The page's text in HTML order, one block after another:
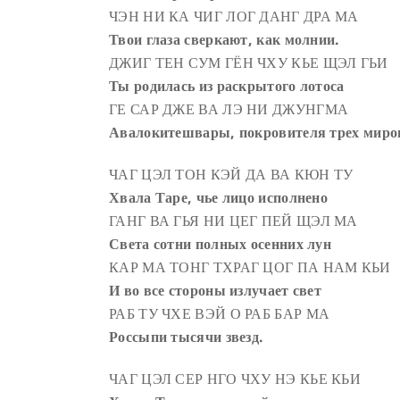
ЧЭН НИ КА ЧИГ ЛОГ ДАНГ ДРА МА
Твои глаза сверкают, как молнии.
ДЖИГ ТЕН СУМ ГЁН ЧХУ КЬЕ ЩЭЛ ГЬИ
Ты родилась из раскрытого лотоса
ГЕ САР ДЖЕ ВА ЛЭ НИ ДЖУНГМА
Авалокитешвары, покровителя трех
ЧАГ ЦЭЛ ТОН КЭЙ ДА ВА КЮН ТУ
Хвала Таре, чье лицо исполнено
ГАНГ ВА ГЬЯ НИ ЦЕГ ПЕЙ ЩЭЛ МА
Света сотни полных осенних лун
КАР МА ТОНГ ТХРАГ ЦОГ ПА НАМ КЬИ
И во все стороны излучает свет
РАБ ТУ ЧХЕ ВЭЙ О РАБ БАР МА
Россыпи тысячи звезд.
ЧАГ ЦЭЛ СЕР НГО ЧХУ НЭ КЬЕ КЬИ